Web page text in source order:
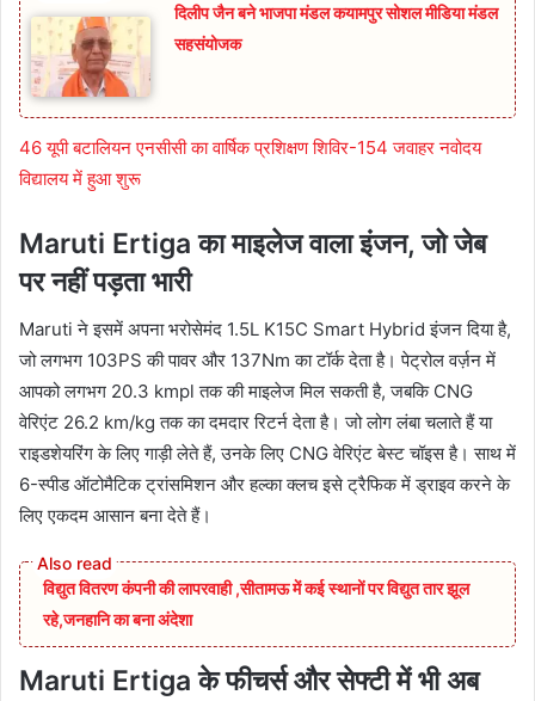
दिलीप जैन बने भाजपा मंडल कयामपुर सोशल मीडिया मंडल
सहसंयोजक
46 यूपी बटालियन एनसीसी का वार्षिक प्रशिक्षण शिविर-154 जवाहर नवोदय
विद्यालय में हुआ शुरू
Maruti Ertiga कामाइलेज वाला इंजन, जो जेब
पर नहीं पड़ता भारी
Maruti ने इसमें अपना भरोसेमंद 1.5L K15C Smart Hybrid इंजन दिया है,
जो लगभग 103PS की पावर और 137Nm का टॉर्क देता है। पेट्रोल वर्ज़न में
आपको लगभग 20.3 kmpl तक की माइलेज मिल सकती है, जबकि CNG
वेरिएंट 26.2 km/kg तक का दमदार रिटर्न देता है। जो लोग लंबा चलाते हैं या
राइडशेयरिंग के लिए गाड़ी लेते हैं, उनके लिए CNG वेरिएंट बेस्ट चॉइस है। साथ में
6-स्पीड ऑटोमैटिक ट्रांसमिशन और हल्का क्लच इसे ट्रैफिक में ड्राइव करने के
लिए एकदम आसान बना देते हैं।
विद्युत वितरण कंपनी की लापरवाही ,सीतामऊ में कई स्थानों पर विद्युत तार झूल
रहे,जनहानि का बना अंदेशा
Maruti Ertiga के फीचर्स और सेफ्टी में भी अब